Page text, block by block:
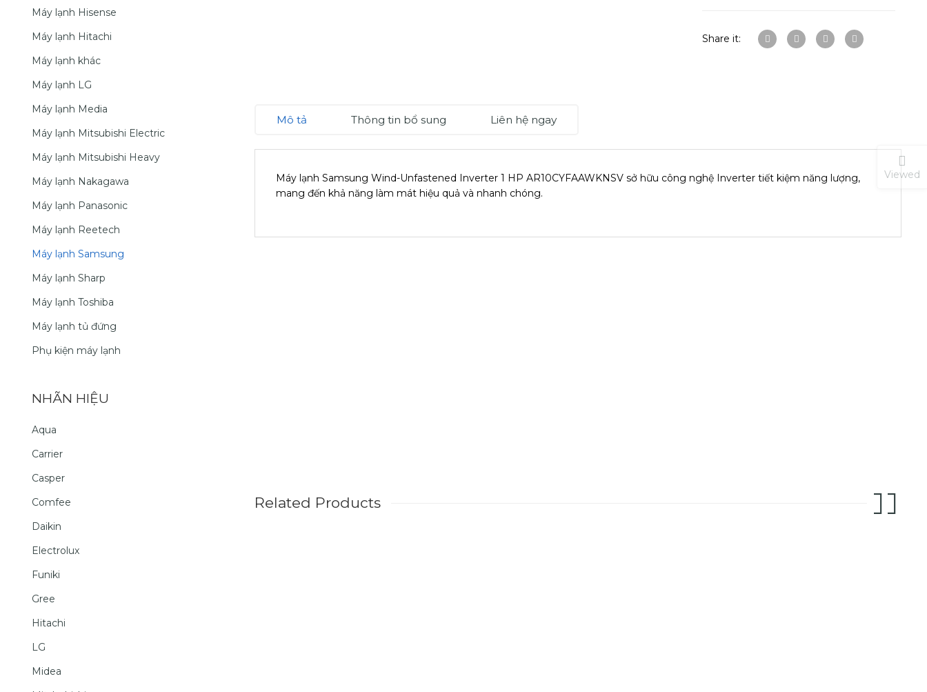
Share it:
Mô tả Thông tin bổ sung Liên hệ ngay
Máy lạnh Samsung Wind-Unfastened Inverter 1 HP AR10CYFAAWKNSV sở hữu công nghệ Inverter tiết kiệm năng lượng,
mang đến khả năng làm mát hiệu quả và nhanh chóng.
Related Products
Máy lạnh Hisense
Máy lạnh Hitachi
Máy lạnh khác
Máy lạnh LG
Máy lạnh Media
Máy lạnh Mitsubishi Electric
Máy lạnh Mitsubishi Heavy
Máy lạnh Nakagawa
Máy lạnh Panasonic
Máy lạnh Reetech
Máy lạnh Samsung
Máy lạnh Sharp
Máy lạnh Toshiba
Máy lạnh tủ đứng
Phụ kiện máy lạnh
NHÃN HIỆU
Aqua
Carrier
Casper
Comfee
Daikin
Electrolux
Funiki
Gree
Hitachi
LG
Midea
Viewed